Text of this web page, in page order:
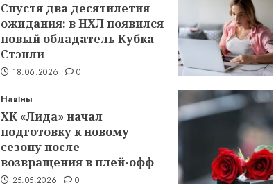
Спустя два десятилетия
ожидания: в НХЛ появился
новый обладатель Кубка
Стэнли
18.06.2026 0
Навіны
ХК «Лида» начал
подготовку к новому
сезону после
возвращения в плей-офф
25.05.2026 0